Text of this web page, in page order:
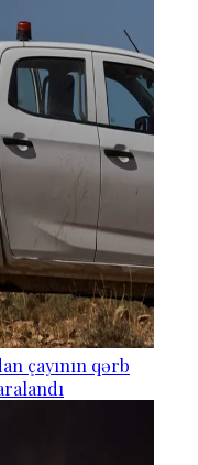
çayının qərb